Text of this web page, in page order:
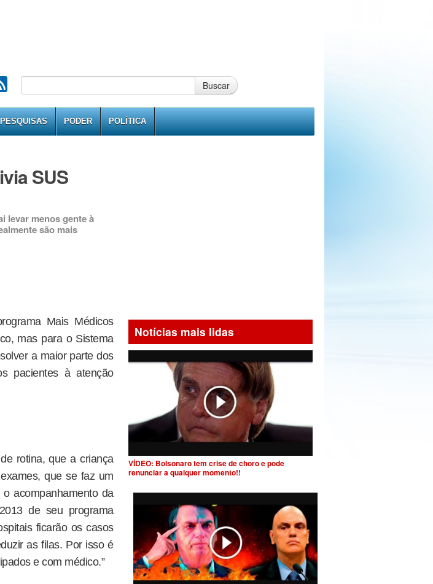
Buscar
PESQUISAS PODER POLÍTICA
SUS
levar menos gente à
são mais
Mais Médicos
mas para o Sistema
a maior parte dos
pacientes à atenção
rotina, que a criança
que se faz um
acompanhamento da
de seu programa
ficarão os casos
as filas. Por isso é
e com médico.”
Notícias mais lidas
VÍDEO: Bolsonaro tem crise de choro e pode
renunciar a qualquer momento!!